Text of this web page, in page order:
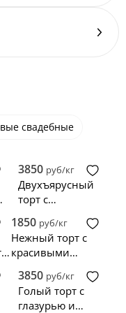
свадебные
3850 руб/кг
Двухъярусный
торт с
цветками
с
1850 руб/кг
Нежный торт с
красивыми
3850 руб/кг
Голый торт с
глазурью и